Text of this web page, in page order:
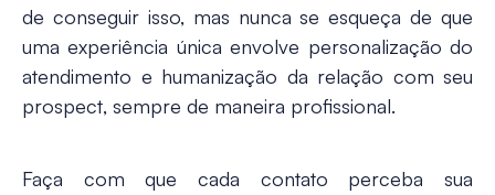
de conseguir isso, mas nunca se esqueça de que
uma experiência única envolve personalização do
atendimento e humanização da relação com seu
prospect, sempre de maneira profissional.
Faça com que cada contato perceba sua